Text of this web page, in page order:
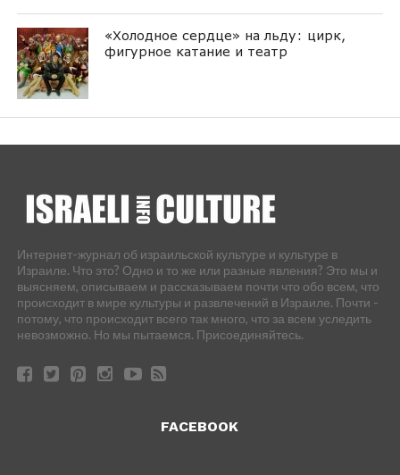
«Холодное сердце» на льду: цирк,
фигурное катание и театр
Интернет-журнал об израильской культуре и культуре в
Израиле. Что это? Одно и то же или разные явления? Это мы и
выясняем, описываем и рассказываем почти что обо всем, что
происходит в мире культуры и развлечений в Израиле. Почти -
потому, что происходит всего так много, что за всем уследить
невозможно. Но мы пытаемся. Присоединяйтесь.
FACEBOOK